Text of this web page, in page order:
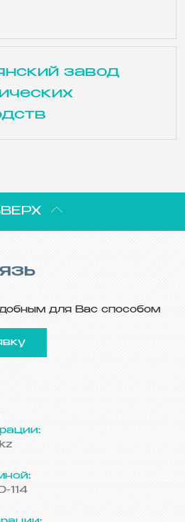
завод
для Вас способом
114